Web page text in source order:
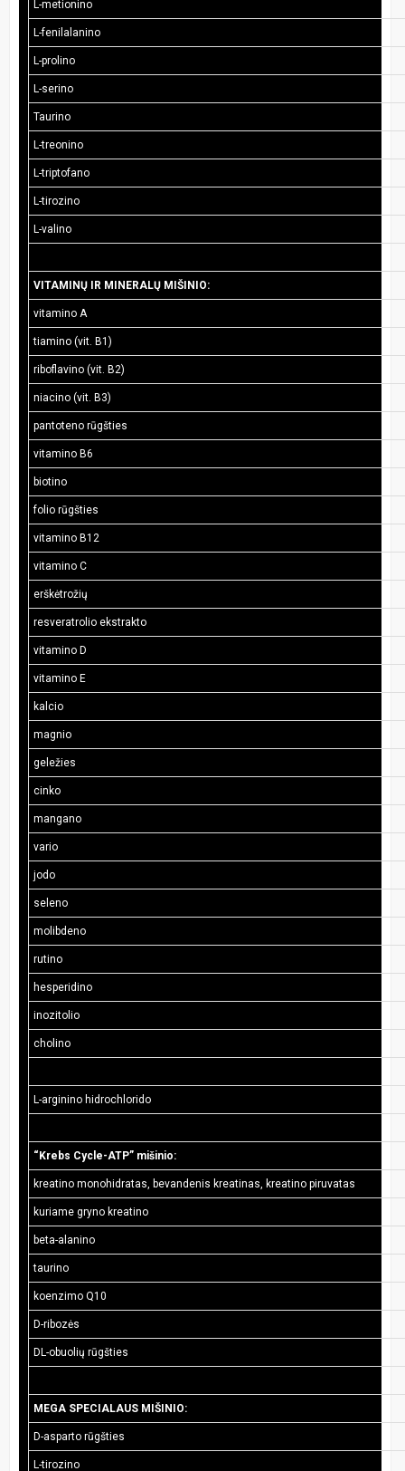
L-metionino
L-fenilalanino
L-prolino
L-serino
Taurino
L-treonino
L-triptofano
L-tirozino
L-valino
VITAMINŲ IR MINERALŲ MIŠINIO:
vitamino A
tiamino (vit. B1)
riboflavino (vit. B2)
niacino (vit. B3)
pantoteno rūgšties
vitamino B6
biotino
folio rūgšties
vitamino B12
vitamino C
erškėtrožių
resveratrolio ekstrakto
vitamino D
vitamino E
kalcio
magnio
geležies
cinko
mangano
vario
jodo
seleno
molibdeno
rutino
hesperidino
inozitolio
cholino
L-arginino hidrochlorido
“Krebs Cycle-ATP” mišinio:
kreatino monohidratas, bevandenis kreatinas, kreatino piruvatas
kuriame gryno kreatino
beta-alanino
taurino
koenzimo Q10
D-ribozės
DL-obuolių rūgšties
MEGA SPECIALAUS MIŠINIO:
D-asparto rūgšties
L-tirozino